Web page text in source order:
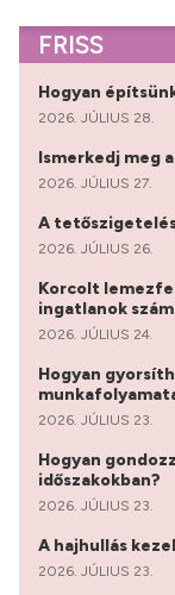
FRISS
Hogyan
2026. JÚLIUS 28.
Ismerkedj meg
2026. JÚLIUS 27.
A
2026. JÚLIUS 26.
Korcolt
ingatlanok
2026. JÚLIUS 24.
Hogyan
2026. JÚLIUS 23.
Hogyan
időszakokban?
2026. JÚLIUS 23.
A hajhullás
2026. JÚLIUS 23.